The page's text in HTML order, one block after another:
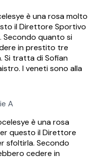
è una rosa molto
il Direttore Sportivo
Secondo quanto si
in prestito tre
Si tratta di Sofian
I veneti sono alla
A
è una rosa
questo il Direttore
sfoltirla. Secondo
cedere in